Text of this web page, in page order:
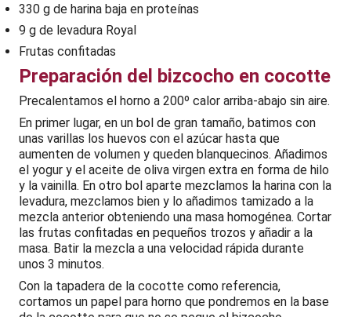
330 g de harina baja en proteínas
9 g de levadura Royal
Frutas confitadas
Preparación del bizcocho en cocotte
Precalentamos el horno a 200º calor arriba-abajo sin aire.
En primer lugar, en un bol de gran tamaño, batimos con
unas varillas los huevos con el azúcar hasta que
aumenten de volumen y queden blanquecinos. Añadimos
el yogur y el aceite de oliva virgen extra en forma de hilo
y la vainilla. En otro bol aparte mezclamos la harina con la
levadura, mezclamos bien y lo añadimos tamizado a la
mezcla anterior obteniendo una masa homogénea. Cortar
las frutas confitadas en pequeños trozos y añadir a la
masa. Batir la mezcla a una velocidad rápida durante
unos 3 minutos.
Con la tapadera de la cocotte como referencia,
cortamos un papel para horno que pondremos en la base